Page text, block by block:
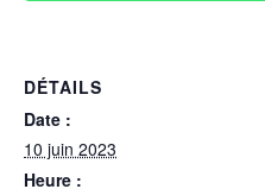
DÉTAILS
Date :
10 juin 2023
Heure :